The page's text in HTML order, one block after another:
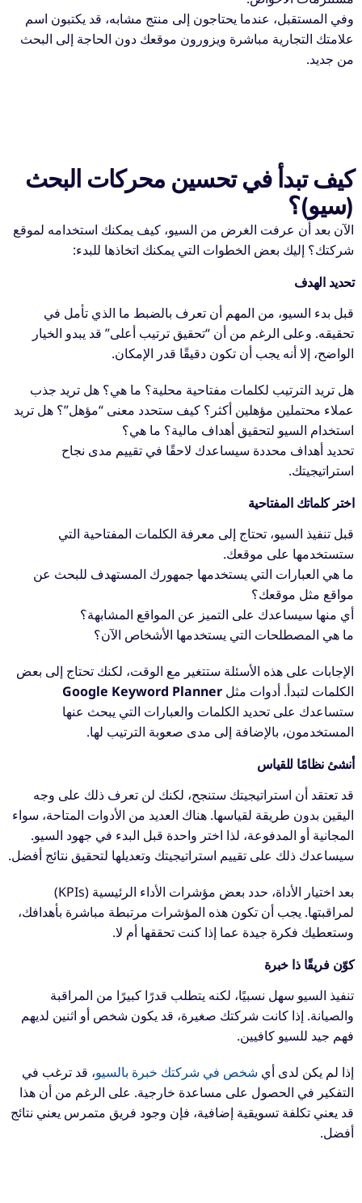
وفي المستقبل، عندما يحتاجون إلى منتج مشابه، قد يكتبون اسم
علامتك التجارية مباشرة ويزورون موقعك دون الحاجة إلى البحث
من جديد.
كيف تبدأ في تحسين محركات البحث
(سيو)؟
الآن بعد أن عرفت الغرض من السيو، كيف يمكنك استخدامه لموقع
شركتك؟ إليك بعض الخطوات التي يمكنك اتخاذها للبدء:
تحديد الهدف
قبل بدء السيو، من المهم أن تعرف بالضبط ما الذي تأمل في
تحقيقه. وعلى الرغم من أن “تحقيق ترتيب أعلى” قد يبدو الخيار
الواضح، إلا أنه يجب أن تكون دقيقًا قدر الإمكان.
هل تريد الترتيب لكلمات مفتاحية محلية؟ ما هي؟ هل تريد جذب
عملاء محتملين مؤهلين أكثر؟ كيف ستحدد معنى “مؤهل”؟ هل تريد
استخدام السيو لتحقيق أهداف مالية؟ ما هي؟
تحديد أهداف محددة سيساعدك لاحقًا في تقييم مدى نجاح
استراتيجيتك.
اختر كلماتك المفتاحية
قبل تنفيذ السيو، تحتاج إلى معرفة الكلمات المفتاحية التي
ستستخدمها على موقعك.
ما هي العبارات التي يستخدمها جمهورك المستهدف للبحث عن
مواقع مثل موقعك؟
أي منها سيساعدك على التميز عن المواقع المشابهة؟
ما هي المصطلحات التي يستخدمها الأشخاص الآن؟
الإجابات على هذه الأسئلة ستتغير مع الوقت، لكنك تحتاج إلى بعض
الكلمات لتبدأ. أدوات مثل Google Keyword Planner
ستساعدك على تحديد الكلمات والعبارات التي يبحث عنها
المستخدمون، بالإضافة إلى مدى صعوبة الترتيب لها.
أنشئ نظامًا للقياس
قد تعتقد أن استراتيجيتك ستنجح، لكنك لن تعرف ذلك على وجه
اليقين بدون طريقة لقياسها. هناك العديد من الأدوات المتاحة، سواء
المجانية أو المدفوعة، لذا اختر واحدة قبل البدء في جهود السيو.
سيساعدك ذلك على تقييم استراتيجيتك وتعديلها لتحقيق نتائج أفضل.
بعد اختيار الأداة، حدد بعض مؤشرات الأداء الرئيسية (KPIs)
لمراقبتها. يجب أن تكون هذه المؤشرات مرتبطة مباشرة بأهدافك،
وستعطيك فكرة جيدة عما إذا كنت تحققها أم لا.
كوّن فريقًا ذا خبرة
تنفيذ السيو سهل نسبيًا، لكنه يتطلب قدرًا كبيرًا من المراقبة
والصيانة. إذا كانت شركتك صغيرة، قد يكون شخص أو اثنين لديهم
فهم جيد للسيو كافيين.
إذا لم يكن لدى أي شخص في شركتك خبرة بالسيو، قد ترغب في
التفكير في الحصول على مساعدة خارجية. على الرغم من أن هذا
قد يعني تكلفة تسويقية إضافية، فإن وجود فريق متمرس يعني نتائج
أفضل.